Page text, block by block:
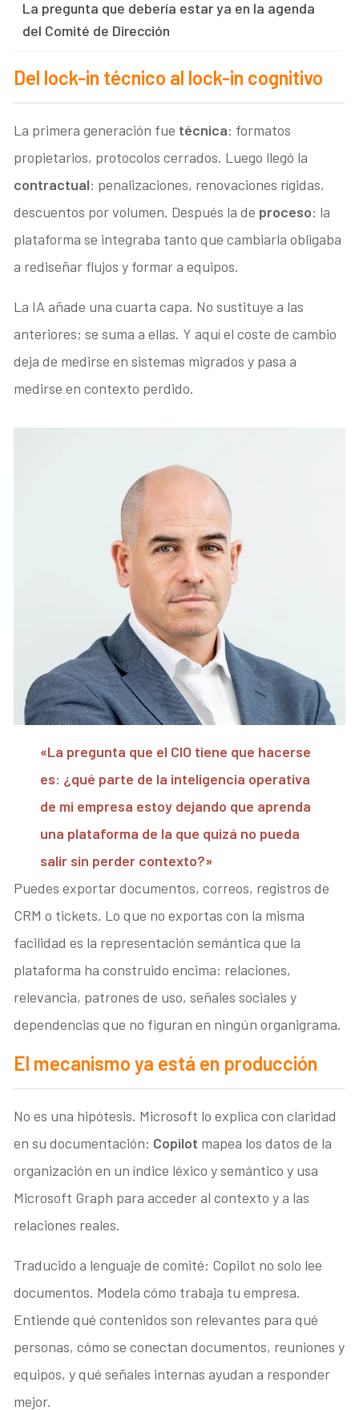
La pregunta que debería estar ya en la agenda
del Comité de Dirección
Del lock-in técnico al lock-in cognitivo
La primera generación fue técnica: formatos
propietarios, protocolos cerrados. Luego llegó la
contractual: penalizaciones, renovaciones rígidas,
descuentos por volumen. Después la de proceso: la
plataforma se integraba tanto que cambiarla obligaba
a rediseñar flujos y formar a equipos.
La IA añade una cuarta capa. No sustituye a las
anteriores; se suma a ellas. Y aquí el coste de cambio
deja de medirse en sistemas migrados y pasa a
medirse en contexto perdido.
«La pregunta que el CIO tiene que hacerse
es: ¿qué parte de la inteligencia operativa
de mi empresa estoy dejando que aprenda
una plataforma de la que quizá no pueda
salir sin perder contexto?»
Puedes exportar documentos, correos, registros de
CRM o tickets. Lo que no exportas con la misma
facilidad es la representación semántica que la
plataforma ha construido encima: relaciones,
relevancia, patrones de uso, señales sociales y
dependencias que no figuran en ningún organigrama.
El mecanismo ya está en producción
No es una hipótesis. Microsoft lo explica con claridad
en su documentación: Copilot mapea los datos de la
organización en un índice léxico y semántico y usa
Microsoft Graph para acceder al contexto y a las
relaciones reales.
Traducido a lenguaje de comité: Copilot no solo lee
documentos. Modela cómo trabaja tu empresa.
Entiende qué contenidos son relevantes para qué
personas, cómo se conectan documentos, reuniones y
equipos, y qué señales internas ayudan a responder
mejor.